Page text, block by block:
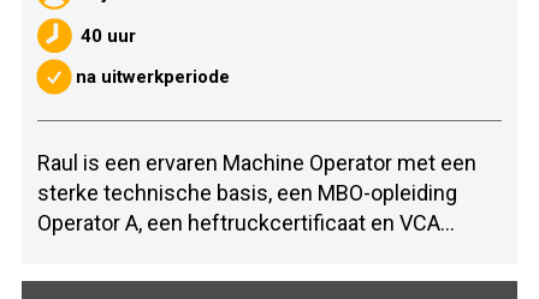
40 uur
na uitwerkperiode
Raul is een ervaren Machine Operator met een
sterke technische basis, een MBO-opleiding
Operator A, een heftruckcertificaat en VCA...